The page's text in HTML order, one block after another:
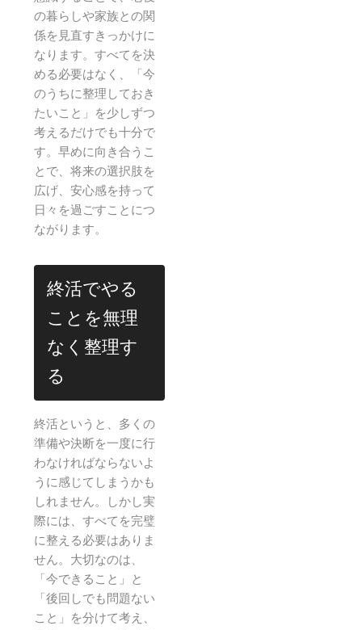
の暮らしや家族との関
係を見直すきっかけに
なります。すべてを決
める必要はなく、「今
のうちに整理しておき
たいこと」を少しずつ
考えるだけでも十分で
す。早めに向き合うこ
とで、将来の選択肢を
広げ、安心感を持って
日々を過ごすことにつ
ながります。
終活でやる
ことを無理
なく整理す
る
終活というと、多くの
準備や決断を一度に行
わなければならないよ
うに感じてしまうかも
しれません。しかし実
際には、すべてを完璧
に整える必要はありま
せん。大切なのは、
「今できること」と
「後回しでも問題ない
こと」を分けて考え、